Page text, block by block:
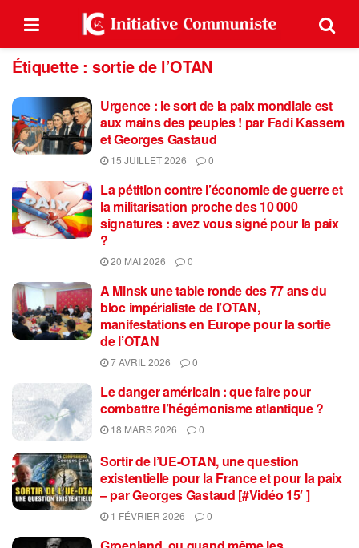
Étiquette :sortie de l’OTAN
Urgence : le sort de la paix mondiale est
aux mains des peuples ! par Fadi Kassem
et Georges Gastaud
15 JUILLET 2026 0
La pétition contre l’économie de guerre et
la militarisation proche des 10 000
signatures : avez vous signé pour la paix
?
20 MAI 2026 0
A Minsk une table ronde des 77 ans du
bloc impérialiste de l’OTAN,
manifestations en Europe pour la sortie
de l’OTAN
7 AVRIL 2026 0
Le danger américain : que faire pour
combattre l’hégémonisme atlantique ?
18 MARS 2026 0
Sortir de l’UE-OTAN, une question
existentielle pour la France et pour la paix
– par Georges Gastaud [#Vidéo 15′ ]
1 FÉVRIER 2026 0